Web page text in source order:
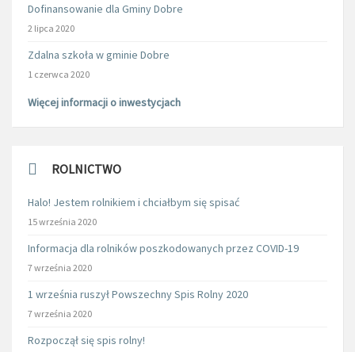
Dofinansowanie dla Gminy Dobre
2 lipca 2020
Zdalna szkoła w gminie Dobre
1 czerwca 2020
Więcej informacji o inwestycjach
ROLNICTWO
Halo! Jestem rolnikiem i chciałbym się spisać
15 września 2020
Informacja dla rolników poszkodowanych przez COVID-19
7 września 2020
1 września ruszył Powszechny Spis Rolny 2020
7 września 2020
Rozpoczął się spis rolny!